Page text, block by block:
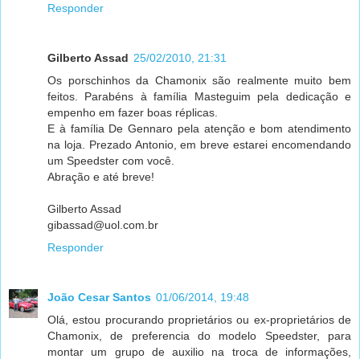
Responder
Gilberto Assad 25/02/2010, 21:31
Os porschinhos da Chamonix são realmente muito bem
feitos. Parabéns à família Masteguim pela dedicação e
empenho em fazer boas réplicas.
E à família De Gennaro pela atenção e bom atendimento
na loja. Prezado Antonio, em breve estarei encomendando
um Speedster com você.
Abração e até breve!
Gilberto Assad
gibassad@uol.com.br
Responder
João Cesar Santos 01/06/2014, 19:48
Olá, estou procurando proprietários ou ex-proprietários de
Chamonix, de preferencia do modelo Speedster, para
montar um grupo de auxilio na troca de informações,